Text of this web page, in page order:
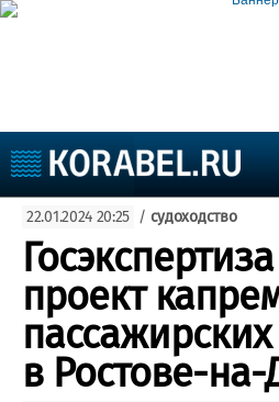
Судоходство
Судоремонт
События
Порты
Рыболовство
ВМФ
Образование
Яхты и катера
Еще
22.01.2024 20:25 / судоходство
проект
в Ростове-на-